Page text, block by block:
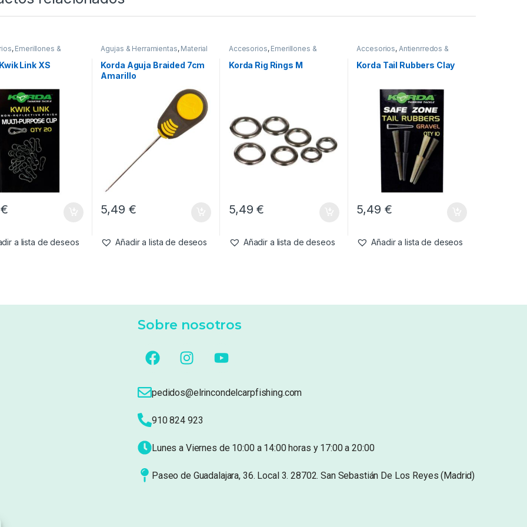
, Emerillones &
Link XS
€
a lista de deseos
Agujas & Herramientas, Material
Montajes
Korda Aguja Braided 7cm
Amarillo
5,49 €
Añadir a lista de deseos
Accesorios, Emerillones &
Montajes
Korda Rig Rings M
5,49€
Añadir a lista de deseos
Accesorios, Antienrredos &
Korda Tail Rubbers Clay
5,49 €
Añadir a lista de deseos
Sobre nosotros
pedidos@elrincondelcarpfishing.com
910 824 923
Lunes a Viernes de 10:00 a 14:00 horas y 17:00 a 20:00
Paseo de Guadalajara, 36. Local 3. 28702. San Sebastián De Los Reyes (Madrid)